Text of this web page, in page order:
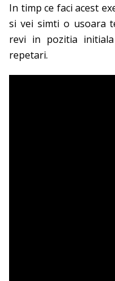
In timp ce faci acest
si vei simti o usoara
revi in pozitia
repetari.